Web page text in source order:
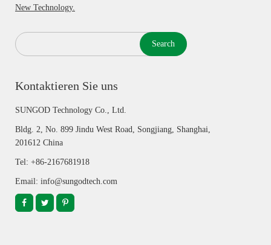
New Technology.
Search
Kontaktieren Sie uns
SUNGOD Technology Co., Ltd.
Bldg. 2, No. 899 Jindu West Road, Songjiang, Shanghai,
201612 China
Tel: +86-2167681918
Email: info@sungodtech.com